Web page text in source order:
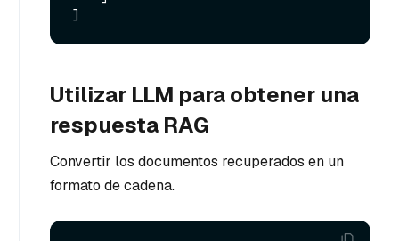
Utilizar LLM para obtener una
respuesta RAG
Convertir los documentos recuperados en un
formato de cadena.